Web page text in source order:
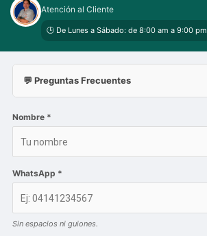
Atención al Cliente
🕒 De Lunes a Sábado: de 8:00 am a 9:00 pm
💬 Preguntas Frecuentes
Nombre *
WhatsApp *
Sin espacios ni guiones.